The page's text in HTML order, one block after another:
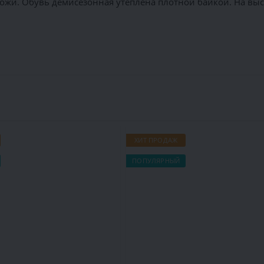
ХИТ ПРОДАЖ
ПОПУЛЯРНЫЙ